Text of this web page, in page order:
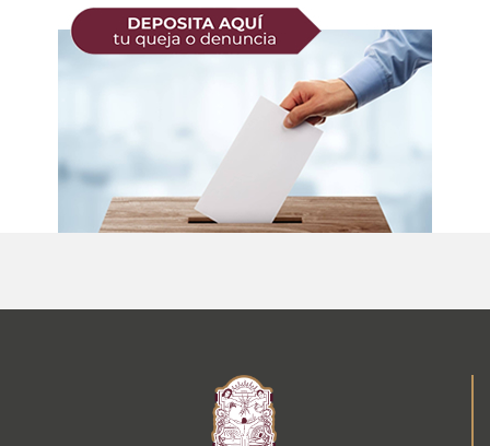
Primera Vez
Llenar la Solicitud
Contiene los requisitos como persona Física o
Moral, deben llenarse los datos generales que